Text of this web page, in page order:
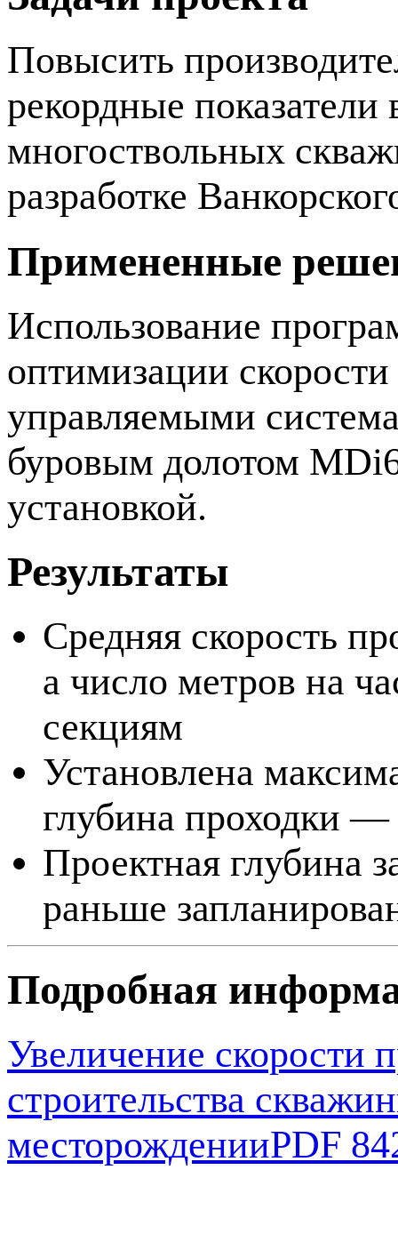
Повысить
рекордные
многоствольных
разработке
Примененные
Использование
оптимизации
управляемыми
буровым долотом
установкой.
Результаты
Средняя скорость
а число метров на
секциям
Установлена
глубина проходки —
Проектная глубина
раньше
Подробная
Увеличение скорости
строительства
месторожденииPDF